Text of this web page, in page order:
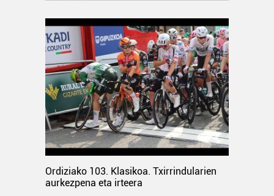
Ordiziako 103. Klasikoa. Txirrindularien
aurkezpena eta irteera